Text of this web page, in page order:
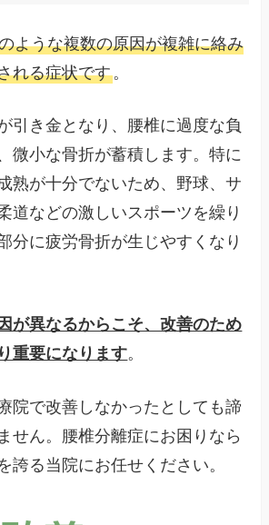
ような複数の原因が複雑に絡み
れる症状です。
引き金となり、腰椎に過度な負
微小な骨折が蓄積します。特に
熟が十分でないため、野球、サ
道などの激しいスポーツを繰り
分に疲労骨折が生じやすくなり
が異なるからこそ、改善のため
重要になります。
院で改善しなかったとしても諦
せん。腰椎分離症にお困りなら
誇る当院にお任せください。